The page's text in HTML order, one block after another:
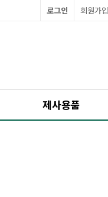
회원가입
로그인
제사용품